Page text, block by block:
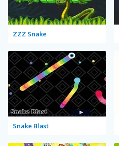
ZZZ Snake
Snake Blast